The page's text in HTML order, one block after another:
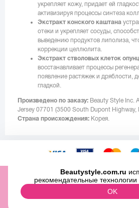
укрепляет кожу, придает ей
активизируя процессы синтеза
Экстракт конского каштана
отеки и укрепляет сосуды,
выведению продуктов липолиза,
коррекции целлюлита.
Экстракт стволовых клеток
восстанавливает процессы
появление растяжек и дряблости,
гладкой.
Произведено по заказу: Beauty Style Inc.
Jersey 07701 (3500 South Dupont
Страна происхождения: Корея.
ООО «МИТРИДАТ» ОГРН
2009-2026 © Beauty
Beautystyle.com.ru
рекомендательные технологии
OK